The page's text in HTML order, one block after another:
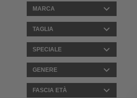
MARCA
TAGLIA
SPECIALE
GENERE
FASCIA ETÀ